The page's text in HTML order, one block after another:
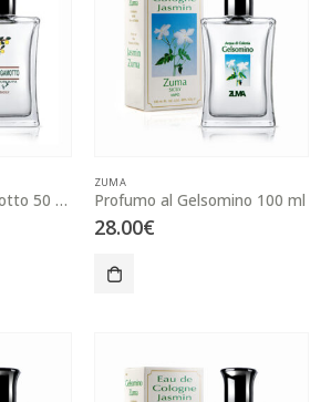
Profumo al Bergamotto 50 ml
ZUMA
Profumo al Gelsomino 100 ml
28.00€